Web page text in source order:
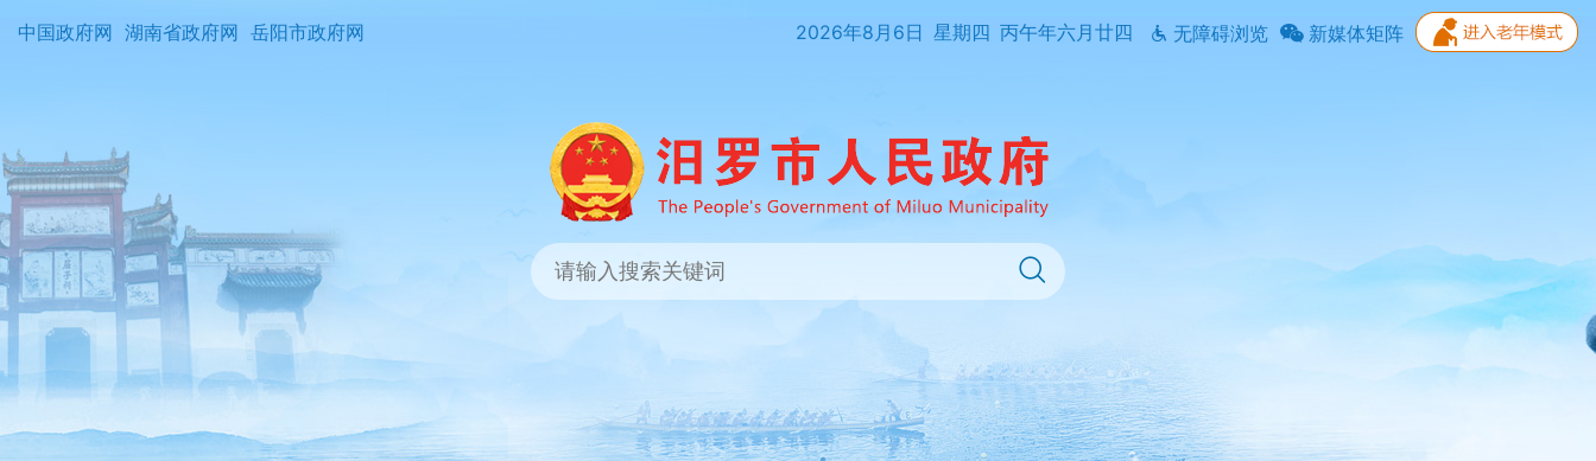
中国政府网 湖南省政府网 岳阳市政府网 2026年8月6日 星期四 丙午年六月廿四 无障碍浏览 新媒体矩阵